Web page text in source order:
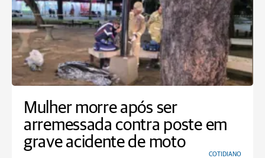
Mulher morre após ser
arremessada contra poste em
grave acidente de moto
COTIDIANO